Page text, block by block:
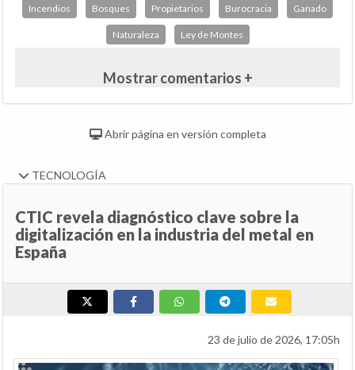
Incendios Bosques Propietarios Burocracia Ganado
Naturaleza Ley de Montes
Mostrar comentarios +
Abrir página en versión completa
TECNOLOGÍA
CTIC revela diagnóstico clave sobre la
digitalización en la industria del metal en
España
23 de julio de 2026, 17:05h